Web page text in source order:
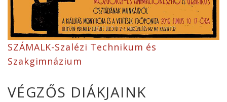
SZÁMALK-Szalézi Technikum és
Szakgimnázium
VÉGZŐS DIÁKJAINK